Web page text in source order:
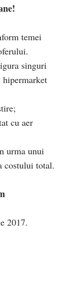
temei
singuri
hipermarket
cu aer
urma unui
costului total.
2017.